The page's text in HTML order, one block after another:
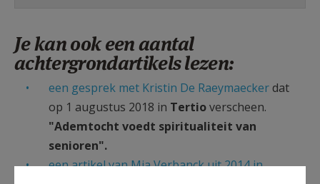
Je kan ook een aantal
achtergrondartikels lezen:
een gesprek met Kristin De Raeymaeckerdat
op 1 augustus 2018 in Tertioverscheen.
"Ademtocht voedt spiritualiteit van
senioren".
een artikel van Mia Verbanck uit 2014 in